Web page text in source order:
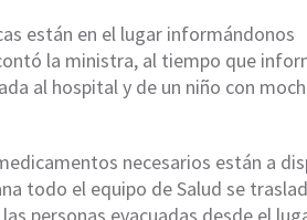
están en el lugar informándonos
la ministra, al tiempo que
al hospital y de un niño con
necesarios están a
todo el equipo de Salud se